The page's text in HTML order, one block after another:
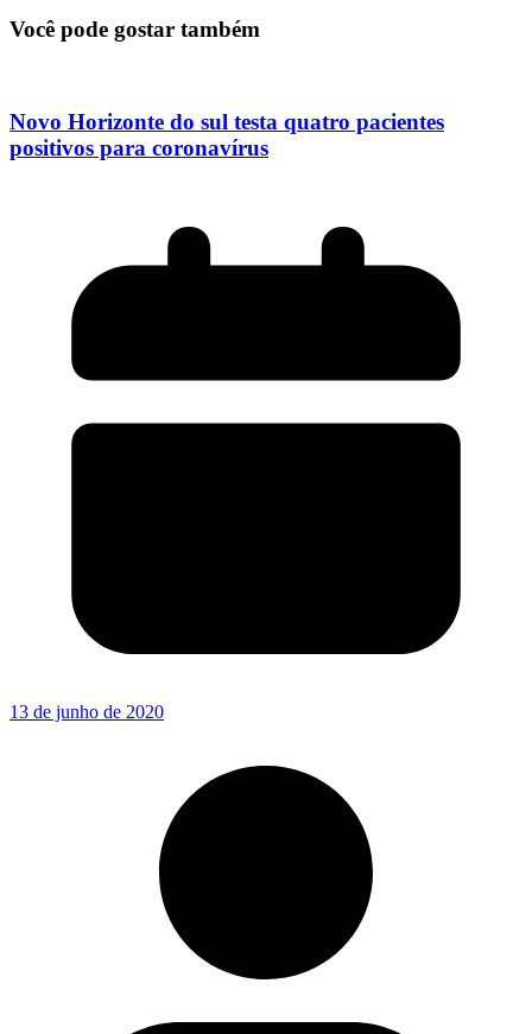
Você pode gostar também
Novo Horizonte do sul testa quatro pacientes
positivos para coronavírus
13 de junho de 2020